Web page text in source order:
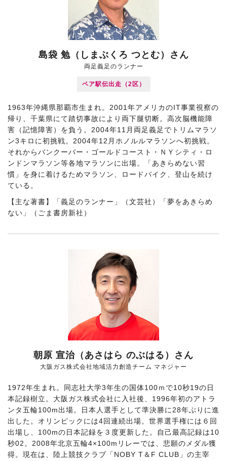
島袋 勉（しまぶくろ つとむ）さん
両足義足のランナー
ペア駅伝出走（2区）
1963年沖縄県那覇市生まれ。2001年アメリカのIT事業視察の
帰り、千葉県にて踏切事故により両下腿切断。高次脳機能障
害（記憶障害）を負う。2004年11月両足義足でトリムマラソ
ン3キロに初挑戦。2004年12月ホノルルマラソンへ初挑戦。
それからバンクーバー・ゴールドコースト・ＮＹシティ・ロ
ンドンマラソン等各地マラソンに出場。「あきらめない習
慣」を身に着けるためマラソン、ロードバイク、登山を続け
ている。
【主な著書】「義足のランナー」（文芸社）「夢をあきらめ
ない」（ごま書房新社）
朝原 宣治（あさはら のぶはる）さん
大阪ガス株式会社地域活力創造チーム マネジャー
1972年生まれ。同志社大学3年生の国体100ｍで10秒19の日
本記録樹立。大阪ガス株式会社に入社後、1996年初のアトラ
ンタ五輪100m出場。日本人選手として準決勝に28年ぶりに進
出した。オリンピックには4回連続出場。世界選手権には６回
出場し、100mの日本記録を３度更新した。自己最高記録は10
秒02。2008年北京五輪4×100mリレーでは、悲願のメダル獲
得。現在は、陸上競技クラブ「NOBY T＆F CLUB」の主宰